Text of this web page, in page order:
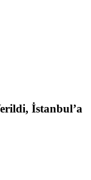
İstanbul’a